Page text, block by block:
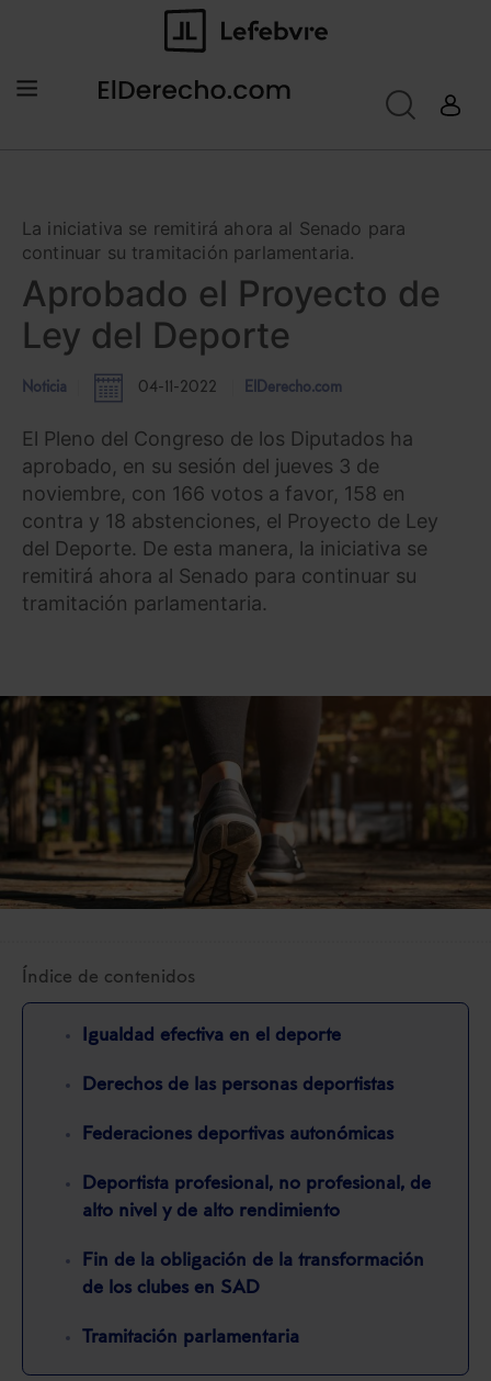
La iniciativa se remitirá ahora al Senado para
continuar su tramitación parlamentaria.
Aprobado el Proyecto de
Ley del Deporte
Noticia 04-11-2022 ElDerecho.com
El Pleno del Congreso de los Diputados ha
aprobado, en su sesión del jueves 3 de
noviembre, con 166 votos a favor, 158 en
contra y 18 abstenciones, el Proyecto de Ley
del Deporte. De esta manera, la iniciativa se
remitirá ahora al Senado para continuar su
tramitación parlamentaria.
Índice de contenidos
Igualdad efectiva en el deporte
Derechos de las personas deportistas
Federaciones deportivas autonómicas
Deportista profesional, no profesional, de
alto nivel y de alto rendimiento
Fin de la obligación de la transformación
de los clubes en SAD
Tramitación parlamentaria